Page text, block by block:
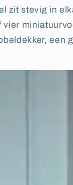
zit stevig in
een